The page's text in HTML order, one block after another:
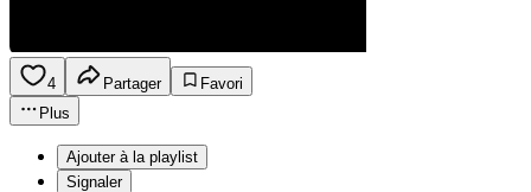
4 Partager
Favori
Plus
Ajouter à la playlist
Signaler